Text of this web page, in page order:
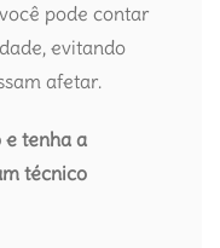
pode contar
evitando
afetar.
e tenha a
técnico